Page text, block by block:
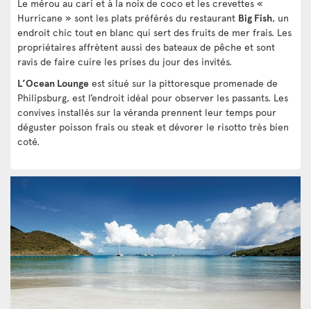
Le mérou au cari et à la noix de coco et les crevettes «
Hurricane » sont les plats préférés du restaurant Big Fish, un
endroit chic tout en blanc qui sert des fruits de mer frais. Les
propriétaires affrètent aussi des bateaux de pêche et sont
ravis de faire cuire les prises du jour des invités.
L’Ocean Lounge est situé sur la pittoresque promenade de
Philipsburg, est l’endroit idéal pour observer les passants. Les
convives installés sur la véranda prennent leur temps pour
déguster poisson frais ou steak et dévorer le risotto très bien
coté.